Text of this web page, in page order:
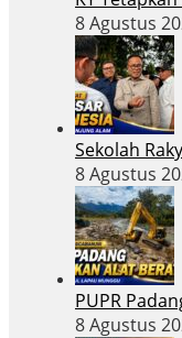
8 Agustus
Sekolah
8 Agustus
PUPR
8 Agustus